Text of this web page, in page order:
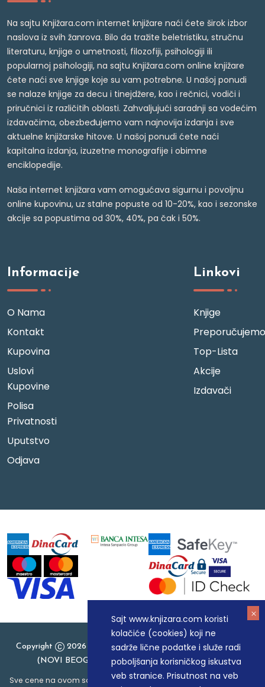
Sajt www.knjizara.com koristi
kolačiće (cookies) koji ne
sadrže lične podatke i služe radi
poboljšanja korisničkog iskustva
veb stranice. Prisutnost na veb
Na sajtu Knjižara.com internet knjižare naći ćete širok izbor
naslova iz svih žanrova. Bilo da tražite beletristiku, stručnu
literaturu, knjige o umetnosti, filozofiji, psihologiji ili
popularnoj psihologiji, na sajtu Knjižara.com online knjižare
ćete naći sve knjige koje su vam potrebne. U našoj ponudi
se nalaze knjige za decu i tinejdžere, kao i rečnici, vodiči i
priručnici iz različitih oblasti. Zahvaljujući saradnji sa vodećim
izdavačima, obezbeđujemo vam najnovija izdanja i sve
aktuelne knjižarske hitove. U našoj ponudi ćete naći
kapitalna izdanja, izuzetne monografije i obimne
enciklopedije.
Naša internet knjižara vam omogućava sigurnu i povoljnu
online kupovinu, uz stalne popuste od 10-20%, kao i sezonske
akcije sa popustima od 30%, 40%, pa čak i 50%.
Informacije
O Nama
Kontakt
Kupovina
Uslovi
Kupovine
Polisa
Privatnosti
Uputstvo
Odjava
Linkovi
Knjige
Preporučujemo
Top-Lista
Akcije
Izdavači
Copyright
2026 Knjizara.com - MAKART DOO BEOGRAD
(NOVI BEOGRAD), PIB: 105184104, MB: 20337524
Sve cene na ovom sajtu iskazane su u dinarima. PDV je uračunat u